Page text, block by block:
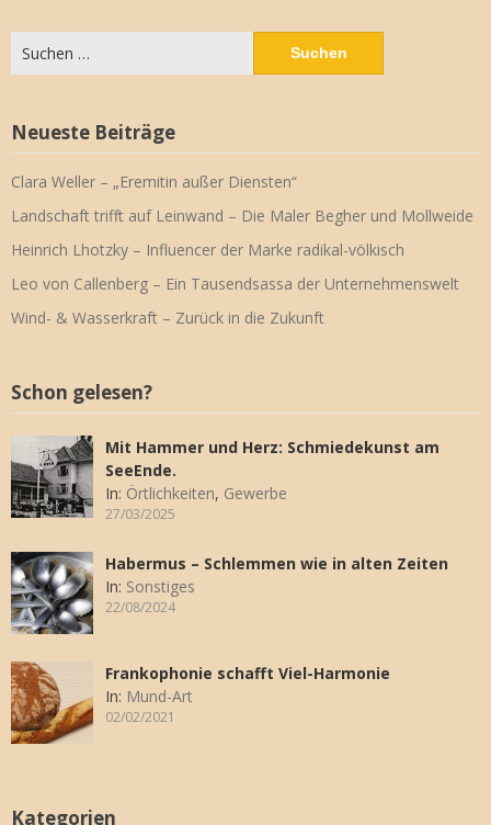
nach:
Neueste Beiträge
Clara Weller – „Eremitin außer Diensten“
Landschaft trifft auf Leinwand – Die Maler Begher und Mollweide
Heinrich Lhotzky – Influencer der Marke radikal-völkisch
Leo von Callenberg – Ein Tausendsassa der Unternehmenswelt
Wind- & Wasserkraft – Zurück in die Zukunft
Schon gelesen?
Mit Hammer und Herz: Schmiedekunst am
SeeEnde.
In: Örtlichkeiten, Gewerbe
27/03/2025
Habermus – Schlemmen wie in alten Zeiten
In: Sonstiges
22/08/2024
Frankophonie schafft Viel-Harmonie
In: Mund-Art
02/02/2021
Kategorien